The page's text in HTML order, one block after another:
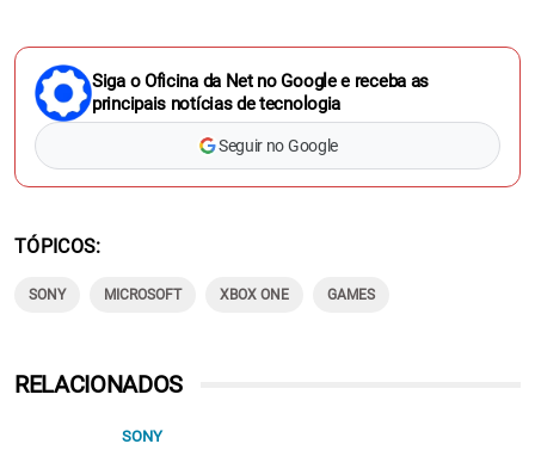
Siga o Oficina da Net no Google e receba as
principais notícias de tecnologia
Seguir no Google
TÓPICOS
SONY MICROSOFT XBOX ONE GAMES
RELACIONADOS
SONY